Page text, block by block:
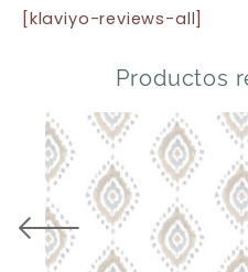
[klaviyo-reviews-all]
Productos